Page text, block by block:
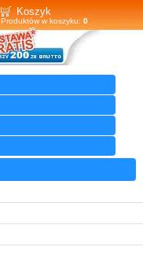
Koszyk
Produktów w koszyku: 0